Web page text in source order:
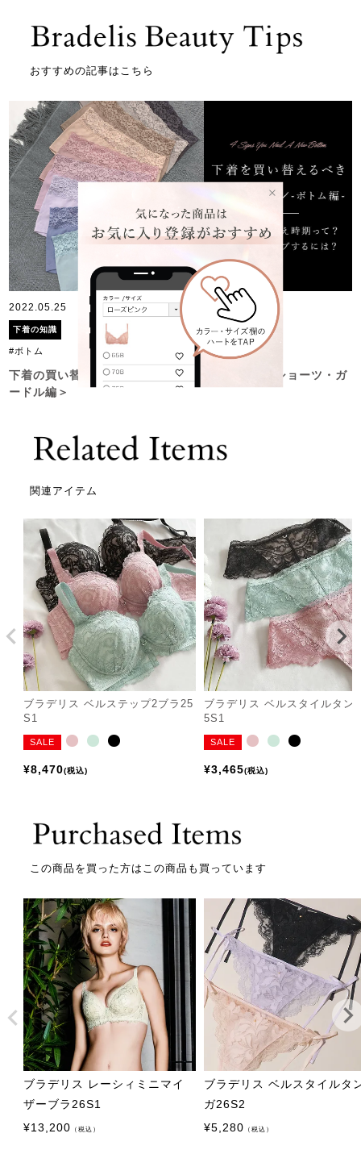
おすすめの記事はこちら
2022.05.25
下着の知識
#ボトム
下着の買い替えどきって？買い替えサインは？＜ショーツ・ガ
ードル編＞
関連アイテム
ブラデリス ベルステップ2ブラ25
S1
SALE
¥8,470 税込
ブラデリス ベルスタイルタン
5S1
SALE
¥3,465 税込
この商品を買った方はこの商品も買っています
ブラデリス レーシィミニマイ
ザーブラ26S1
¥13,200 （税込）
ブラデリス ベルスタイルタ
ガ26S2
¥5,280 （税込）